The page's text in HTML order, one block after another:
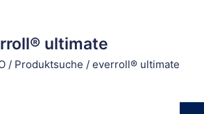
ultimate
/ Produktsuche / everroll® ultimate